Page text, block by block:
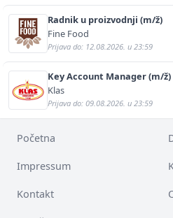
Radnik u proizvodnji (m/ž)
Fine Food
Prijava do: 12.08.2026. u 23:59
Key Account Manager (m/ž)
Klas
Prijava do: 09.08.2026. u 23:59
Početna
Impressum
Kontakt